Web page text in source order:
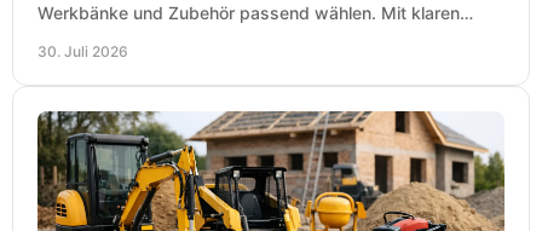
Werkbänke und Zubehör passend wählen. Mit klaren
30. Juli 2026